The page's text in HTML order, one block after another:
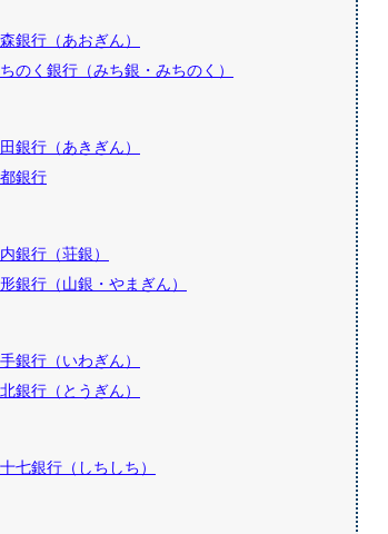
銀行（あおぎん）
のく銀行（みち銀・みちのく）
銀行（あきぎん）
銀行
銀行（荘銀）
銀行（山銀・やまぎん）
銀行（いわぎん）
銀行（とうぎん）
七銀行（しちしち）